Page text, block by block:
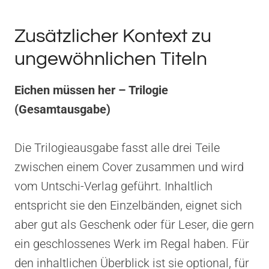
Zusätzlicher Kontext zu
ungewöhnlichen Titeln
Eichen müssen her – Trilogie
(Gesamtausgabe)
Die Trilogieausgabe fasst alle drei Teile
zwischen einem Cover zusammen und wird
vom Untschi-Verlag geführt. Inhaltlich
entspricht sie den Einzelbänden, eignet sich
aber gut als Geschenk oder für Leser, die gern
ein geschlossenes Werk im Regal haben. Für
den inhaltlichen Überblick ist sie optional, für